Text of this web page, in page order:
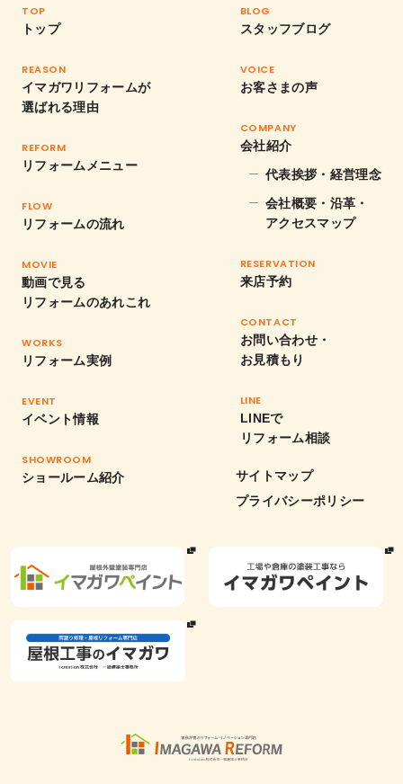
TOP
トップ
REASON
イマガワリフォームが
選ばれる理由
REFORM
リフォームメニュー
FLOW
リフォームの流れ
MOVIE
動画で見る
リフォームのあれこれ
WORKS
リフォーム実例
EVENT
イベント情報
SHOWROOM
ショールーム紹介
BLOG
スタッフブログ
VOICE
お客さまの声
COMPANY
会社紹介
代表挨拶・経営理念
会社概要・沿革・
アクセスマップ
RESERVATION
来店予約
CONTACT
お問い合わせ・
お見積もり
LINE
LINEで
リフォーム相談
サイトマップ
プライバシーポリシー